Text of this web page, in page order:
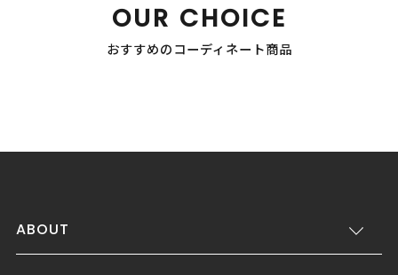
OUR CHOICE
おすすめのコーディネート商品
ABOUT